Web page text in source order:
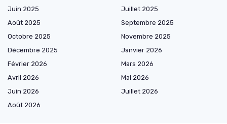
Juin 2025
Juillet 2025
Août 2025
Septembre 2025
Octobre 2025
Novembre 2025
Décembre 2025
Janvier 2026
Février 2026
Mars 2026
Avril 2026
Mai 2026
Juin 2026
Juillet 2026
Août 2026